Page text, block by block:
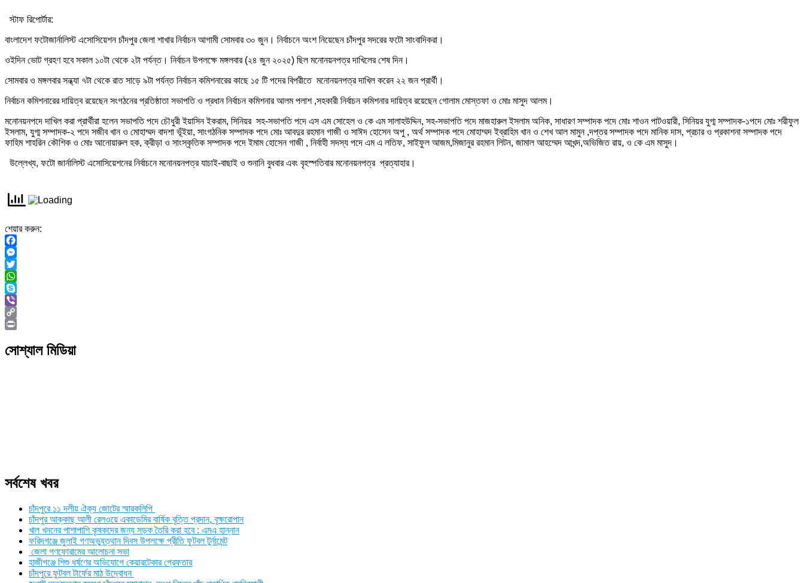
স্টাফ রিপোর্টার:
বাংলাদেশ ফটোজার্নালিস্ট এসোসিয়েশন চাঁদপুর জেলা শাখার নির্বাচন আগামী সোমবার ৩০ জুন। নির্বাচনে অংশ নিয়েছেন চাঁদপুর সদরের ফটো সাংবাদিকরা।
ওইদিন ভোট গ্রহণ হবে সকাল ১০টা থেকে ২টা পর্যন্ত। নির্বাচন উপলক্ষে মঙ্গলবার (২৪ জুন ২০২৫) ছিল মনোনয়নপত্র দাখিলের শেষ দিন।
সোমবার ও মঙ্গলবার সন্ধ্যা ৭টা থেকে রাত সাড়ে ৯টা পর্যন্ত নির্বাচন কমিশনারের কাছে ১৫ টি পদের বিপরীতে মনোনয়নপত্র দাখিল করেন ২২ জন প্রার্থী।
নির্বাচন কমিশনারের দায়িত্ব রয়েছেন সংগঠনের প্রতিষ্ঠাতা সভাপতি ও প্রধান নির্বাচন কমিশনার আলম পলাশ ,সহকারী নির্বাচন কমিশনার দায়িত্ব রয়েছেন গোলাম মোস্তফা ও মোঃ মাসুদ আলম।
মনোনয়নপদে দাখিল করা প্রার্থীরা হলেন সভাপতি পদে চৌধুরী ইয়াসিন ইকরাম, সিনিয়র সহ-সভাপতি পদে এস এম সোহেল ও কে এম সালাহউদ্দিন, সহ-সভাপতি পদে মাজহারুল ইসলাম অনিক, সাধারণ সম্পাদক পদে মোঃ শাওন পাটওয়ারী, সিনিয়র যুগ্ম সম্পাদক-১পদে মোঃ শরীফুল
ইসলাম, যুগ্ম সম্পাদক-২ পদে সজীব খান ও মোহাম্মদ বাদশা ভূঁইয়া, সাংগঠনিক সম্পাদক পদে মোঃ আবদুর রহমান গাজী ও সাঈদ হোসেন অপু , অর্থ সম্পাদক পদে মোহাম্মদ ইব্রাহিম খান ও শেখ আল মামুন ,দপ্তর সম্পাদক পদে মানিক দাস, প্রচার ও প্রকাশনা সম্পাদক পদে
ফাহিম শাহরিন কৌশিক ও মোঃ আনোয়ারুল হক, ক্রীড়া ও সাংস্কৃতিক সম্পাদক পদে ইমাম হোসেন গাজী , নির্বাহী সদস্য পদে এম এ লতিফ, সাইফুল আজম,মিজানুর রহমান লিটন, জামাল আহম্মেদ আখন্দ,অভিজিত রায়, ও কে এম মাসুদ।
উল্লেখ্য, ফটো জার্নালিস্ট এসোসিয়েশনের নির্বাচনে মনোনয়নপত্র যাচাই-বাছাই ও শুনানি বুধবার এবং বৃহস্পতিবার মনোনয়নপত্র প্রত্যাহার।
শেয়ার করুন:
Facebook
Messenger
Twitter
WhatsApp
Skype
Viber
Copy
সোশ্যাল মিডিয়া
সর্বশেষ খবর
চাঁদপুরে ১১ দলীয় ঐক্য জোটের স্মারকলিপি
চাঁদপুর আক্কাছ আলী রেলওয়ে একাডেমির বার্ষিক বৃত্তি প্রদান, বৃক্ষরোপান
খাল খননের পাশাপাশি কৃষকদের জন্য সড়ক তৈরি করা হবে : এমএ হান্নান
ফরিদগঞ্জে জুলাই গণঅভ্যুত্থান দিবস উপলক্ষে প্রীতি ফুটবল টুর্নামেন্ট
জেলা গণফোরামের আলোচনা সভা
হাজীগঞ্জে শিশু ধর্ষণের অভিযোগে কেয়ারটেকার গ্রেফতার
চাঁদপুরে ফুটবল টার্ফের মাঠ উদ্বোধন